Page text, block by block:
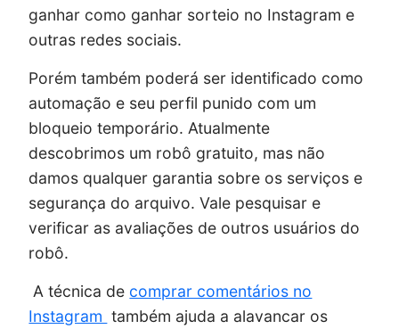
ganhar como ganhar sorteio no Instagram e
outras redes sociais.
Porém também poderá ser identificado como
automação e seu perfil punido com um
bloqueio temporário. Atualmente
descobrimos um robô gratuito, mas não
damos qualquer garantia sobre os serviços e
segurança do arquivo. Vale pesquisar e
verificar as avaliações de outros usuários do
robô.
A técnica de comprar comentários no
Instagram também ajuda a alavancar os